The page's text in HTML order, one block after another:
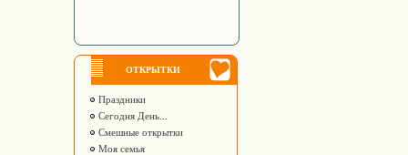
ОТКРЫТКИ
Праздники
Сегодня День...
Смешные открытки
Моя семья